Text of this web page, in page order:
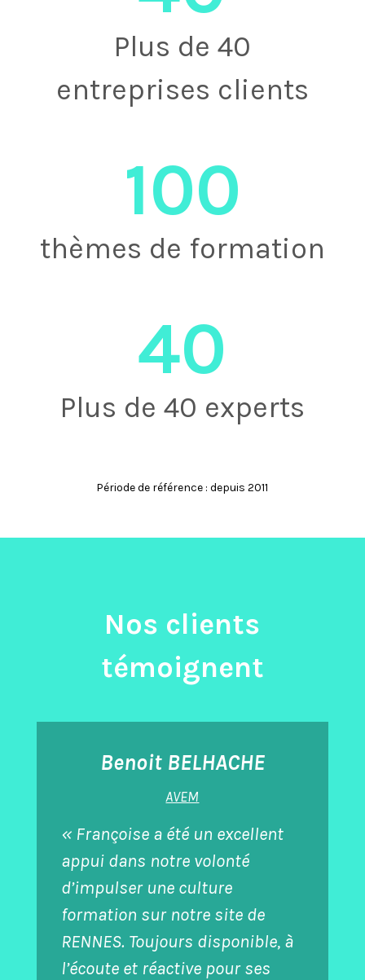
Plus de 40
entreprises clients
100
thèmes de formation
40
Plus de 40 experts
Période de référence : depuis 2011
Nos clients
témoignent
Benoit BELHACHE
AVEM
« Françoise a été un excellent
appui dans notre volonté
d’impulser une culture
formation sur notre site de
RENNES. Toujours disponible, à
l’écoute et réactive pour ses